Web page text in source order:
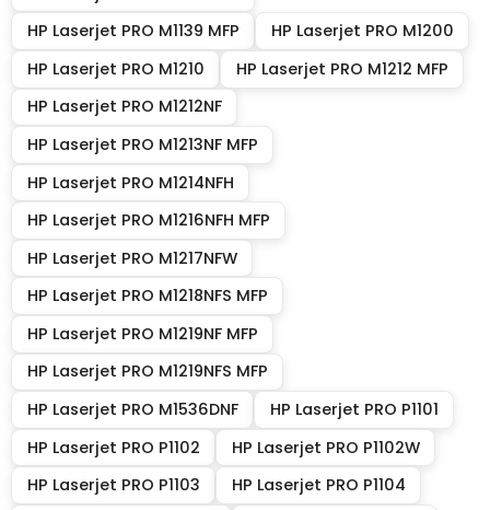
HP Laserjet PRO M1139 MFP
HP Laserjet PRO M1200
HP Laserjet PRO M1210
HP Laserjet PRO M1212 MFP
HP Laserjet PRO M1212NF
HP Laserjet PRO M1213NF MFP
HP Laserjet PRO M1214NFH
HP Laserjet PRO M1216NFH MFP
HP Laserjet PRO M1217NFW
HP Laserjet PRO M1218NFS MFP
HP Laserjet PRO M1219NF MFP
HP Laserjet PRO M1219NFS MFP
HP Laserjet PRO M1536DNF
HP Laserjet PRO P1101
HP Laserjet PRO P1102
HP Laserjet PRO P1102W
HP Laserjet PRO P1103
HP Laserjet PRO P1104